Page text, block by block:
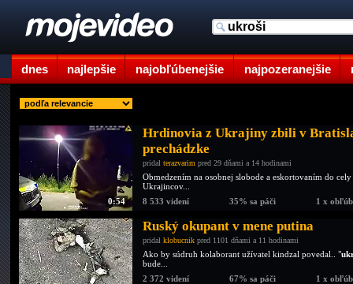
dnes najlepšie najobľúbenejšie najpozeranejšie
0:54
Hrdinovia z Ukrajiny zbili v
prechádzke
pridal terazvarim pred 29 dňami a 14 hodinami
Obmedzením na osobnej slobode a eskortovaním do
Ukrajincov...
8 533 videní
35% sa páči 1 x
Ruský okupant v mene putina
pridal klobucnik pred 1101 dňami a 11 hodinami
Ako by súdruh kolaborant užívatel kindzal povedal.. "
bude...
2 372 videní
67% sa páči 1 x